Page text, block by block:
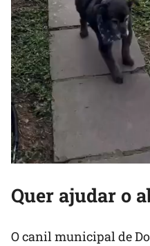
Quer ajudar o
O canil municipal de